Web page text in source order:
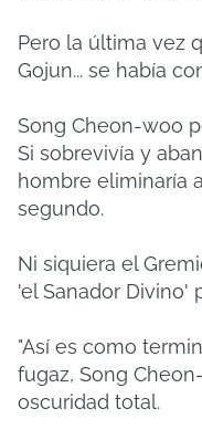
Pero la última vez
Gojun... se había
Song Cheon-woo
Si sobrevivía y
hombre eliminaría
segundo.
Ni siquiera el
'el Sanador Divino'
"Así es como
fugaz, Song
oscuridad total.